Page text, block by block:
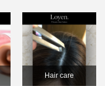
Hair care